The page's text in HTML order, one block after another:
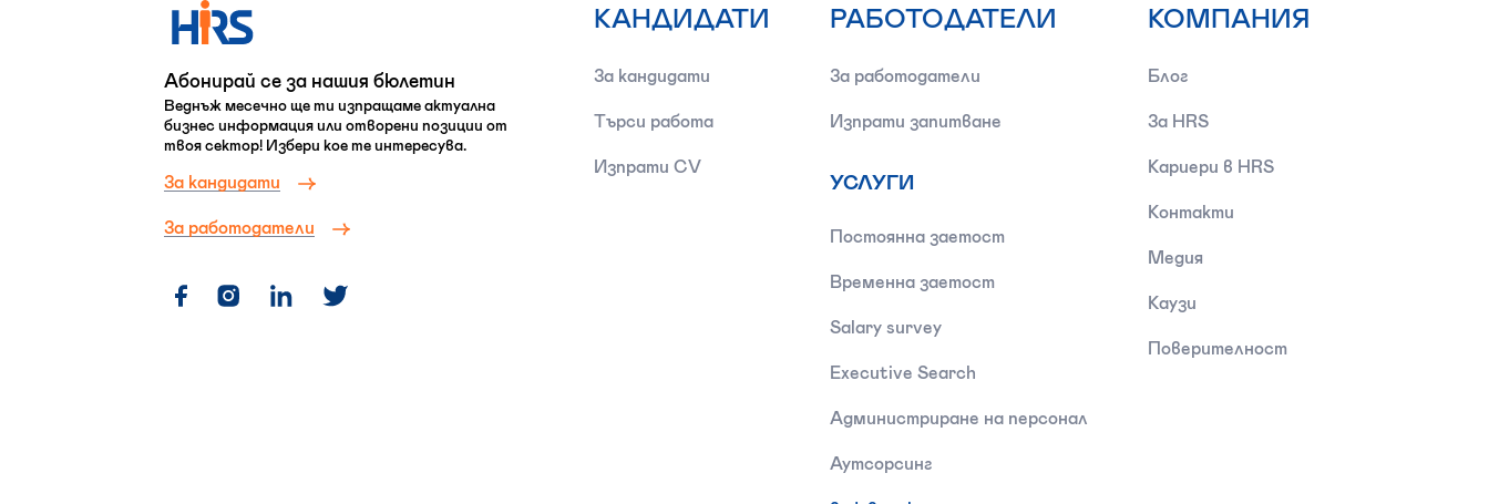
Абонирай се за нашия бюлетин
Веднъж месечно ще ти изпращаме актуална
бизнес информация или отворени позиции от
твоя сектор! Избери кое те интересува.
За кандидати
За работодатели
КАНДИДАТИ
За кандидати
Търси работа
Изпрати CV
РАБОТОДАТЕЛИ
За работодатели
Изпрати запитване
УСЛУГИ
Постоянна заетост
Временна заетост
Salary survey
Executive Search
Администриране на персонал
Аутсорсинг
КОМПАНИЯ
Блог
За HRS
Кариери в HRS
Контакти
Медия
Каузи
Поверителност